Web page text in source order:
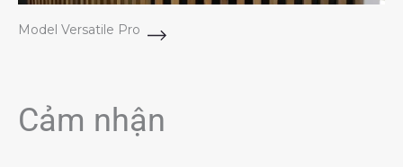
Model Versatile Pro
Cảm nhận